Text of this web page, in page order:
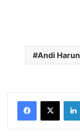
Andi Harun